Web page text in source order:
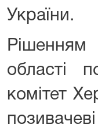
України.
Рішенням
області
комітет